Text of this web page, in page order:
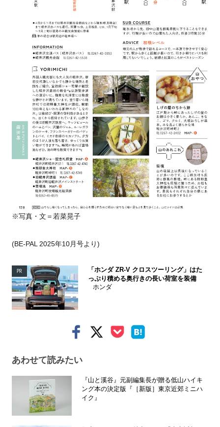
※写真・文＝若菜晃子
(BE-PAL 2025年10月号より)
PR
「ホンダ ZR-V クロスツーリング」はた
っぷり積める奥行きの長い荷室を装備
ホンダ
あわせて読みたい
『山と溪谷』元副編集長が贈る低山ハイキ
ング本の決定版『［新版］東京近郊ミニハ
イク』